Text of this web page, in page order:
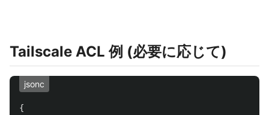
Tailscale ACL 例 (必要に応じて)
jsonc
{